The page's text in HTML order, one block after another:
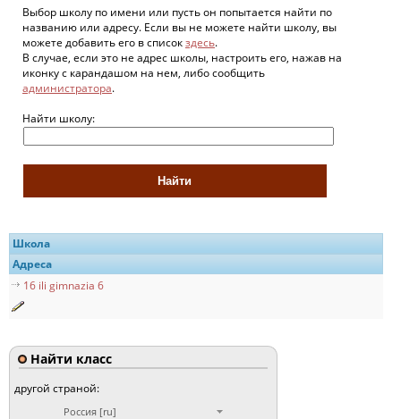
Выбор школу по имени или пусть он попытается найти по
названию или адресу. Если вы не можете найти школу, вы
можете добавить его в списокздесь.
В случае, если это не адрес школы, настроить его, нажав на
иконку с карандашом на нем, либо сообщить
администратора.
Найти школу:
Школа
Адреса
16 ili gimnazia 6
Найти класс
другой страной:
Россия [ru]